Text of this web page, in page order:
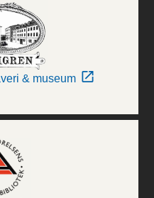
& museum